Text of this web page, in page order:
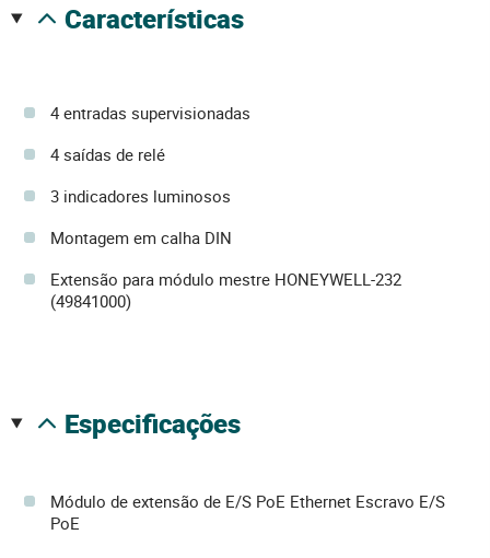
características
4 entradas supervisionadas
4 saídas de relé
3 indicadores luminosos
Montagem em calha DIN
Extensão para módulo mestre HONEYWELL-232
(49841000)
especificações
Módulo de extensão de E/S PoE Ethernet Escravo E/S
PoE